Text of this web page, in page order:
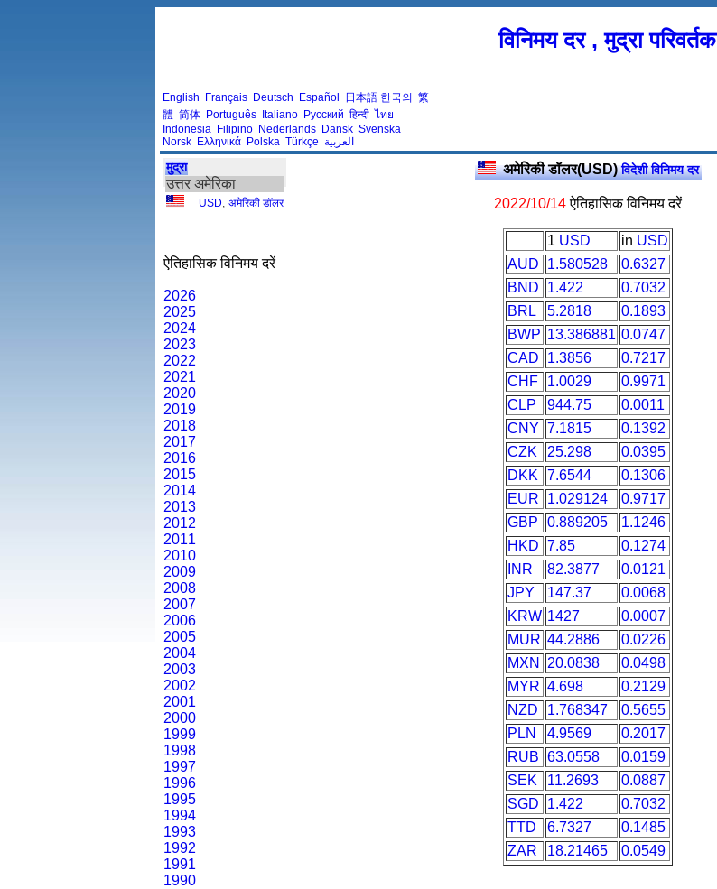
विनिमय दर , मुद्रा परिवर्तक
English Français Deutsch Español 日本語 한국의 繁
體 简体 Português Italiano Русский हिन्दी ไทย
Indonesia Filipino Nederlands Dansk Svenska
Norsk Ελληνικά Polska Türkçe العربية
मुद्रा
उत्तर अमेरिका
USD अमेरिकी डॉलर
ऐतिहासिक विनिमय दरें
2026
2025
2024
2023
2022
2021
2020
2019
2018
2017
2016
2015
2014
2013
2012
2011
2010
2009
2008
2007
2006
2005
2004
2003
2002
2001
2000
1999
1998
1997
1996
1995
1994
1993
1992
1991
1990
अमेरिकी डॉलर(USD)विदेशी विनिमय दर
2022/10/14ऐतिहासिक विनिमय दरें
1 USD in USD
AUD
1.580528
0.6327
BND
1.422
0.7032
BRL
5.2818
0.1893
BWP 13.386881 0.0747
CAD
1.3856
0.7217
CHF
1.0029
0.9971
CLP
944.75
0.0011
CNY 7.1815
0.1392
CZK
25.298
0.0395
DKK
7.6544
0.1306
EUR
1.029124
0.9717
GBP
0.889205
1.1246
HKD 7.85
0.1274
INR
82.3877
0.0121
JPY
147.37
0.0068
KRW 1427
0.0007
MUR 44.2886
0.0226
MXN
20.0838
0.0498
MYR 4.698
0.2129
NZD
1.768347
0.5655
PLN
4.9569
0.2017
RUB 63.0558
0.0159
SEK
11.2693
0.0887
SGD
1.422
0.7032
TTD
6.7327
0.1485
ZAR
18.21465 0.0549